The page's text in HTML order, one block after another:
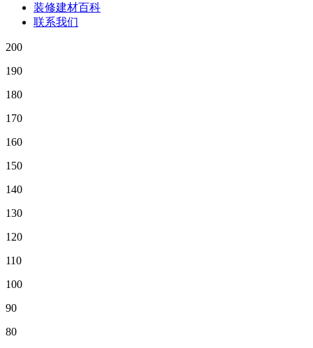
装修建材百科
联系我们
200
190
180
170
160
150
140
130
120
110
100
90
80